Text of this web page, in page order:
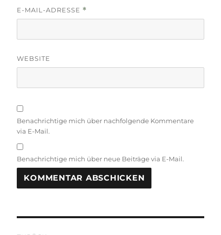
E-MAIL-ADRESSE *
WEBSITE
Benachrichtige mich über nachfolgende Kommentare
via E-Mail.
Benachrichtige mich über neue Beiträge via E-Mail.